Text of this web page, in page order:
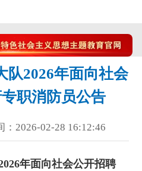
队2026年面向社会
职消防员公告
：2026-02-28 16:12:46
年面向社会公开招聘